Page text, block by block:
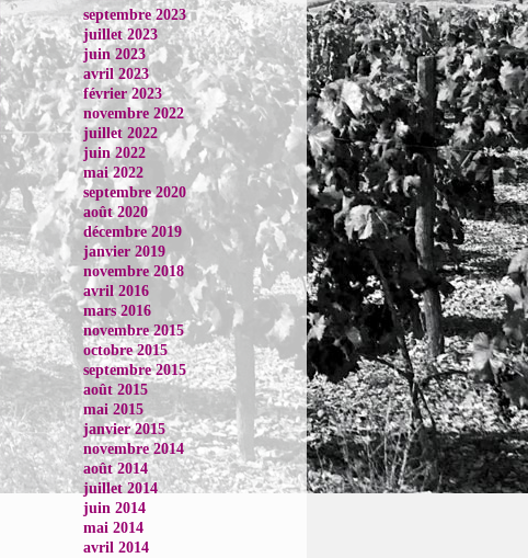
septembre 2023
juillet 2023
juin 2023
avril 2023
février 2023
novembre 2022
juillet 2022
juin 2022
mai 2022
septembre 2020
août 2020
décembre 2019
janvier 2019
novembre 2018
avril 2016
mars 2016
novembre 2015
octobre 2015
septembre 2015
août 2015
mai 2015
janvier 2015
novembre 2014
août 2014
juillet 2014
juin 2014
mai 2014
avril 2014